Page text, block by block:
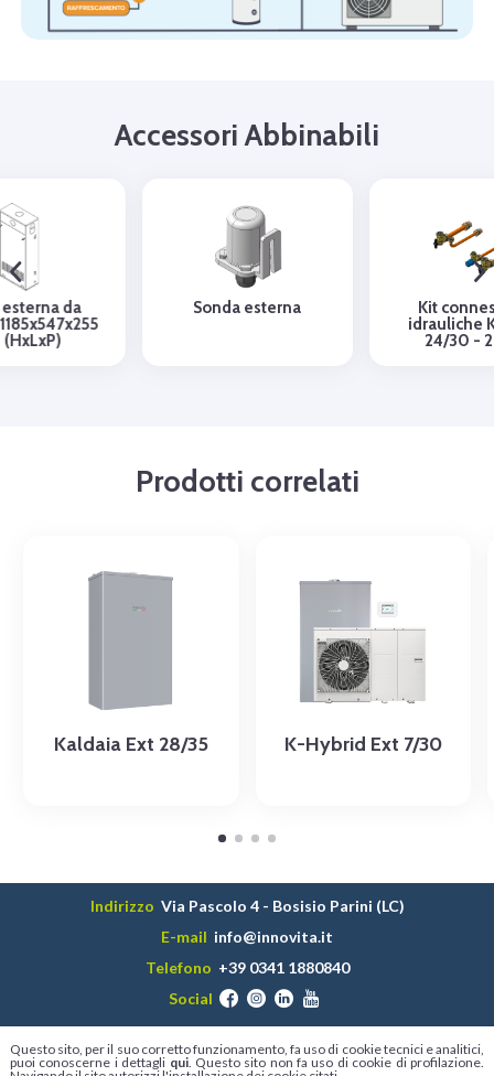
Accessori Abbinabili
da
Sonda esterna
Kit
idrauliche
24/30 -
Prodotti correlati
Kaldaia Ext 28/35 K-Hybrid Ext 7/30
Indirizzo Via Pascolo 4 - Bosisio Parini (LC)
E-mail info@innovita.it
Telefono +39 0341 1880840
Social
Informativa sulla privacy
Questo sito, per il suo corretto funzionamento, fa uso di cookie tecnici e analitici,
puoi conoscerne i dettagli qui. Questo sito non fa uso di cookie di profilazione.